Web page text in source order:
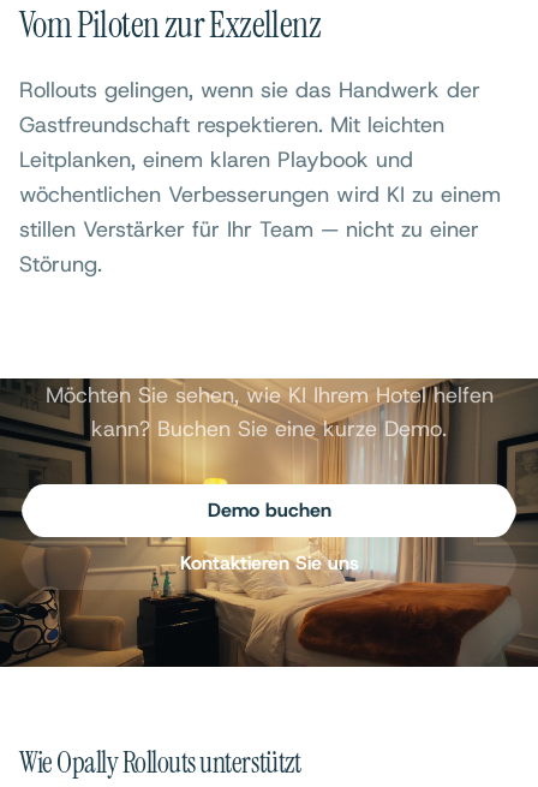
Vom Piloten zur Exzellenz
Rollouts gelingen, wenn sie das Handwerk der
Gastfreundschaft respektieren. Mit leichten
Leitplanken, einem klaren Playbook und
wöchentlichen Verbesserungen wird KI zu einem
stillen Verstärker für Ihr Team — nicht zu einer
Störung.
Möchten Sie sehen, wie KI Ihrem Hotel helfen
kann? Buchen Sie eine kurze Demo.
Demo buchen
Kontaktieren Sie uns
Wie Opally Rollouts unterstützt